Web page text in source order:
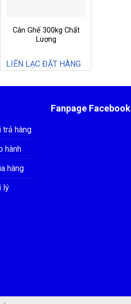
Cân Ghế 300kg Chất
Lượng
LIÊN LẠC ĐẶT HÀNG
trả hàng
hành
hàng
lý
Fanpage Facebook